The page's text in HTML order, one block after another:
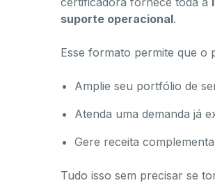
suporte operacional.
Esse formato permite que o
Amplie seu portfólio de
Atenda uma demanda já
Gere receita
Tudo isso sem precisar se